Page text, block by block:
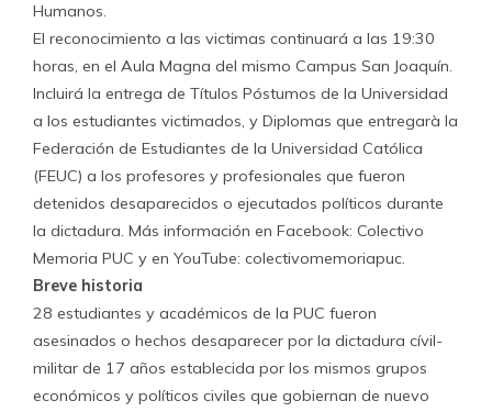
Humanos.
El reconocimiento a las victimas continuará a las 19:30
horas, en el Aula Magna del mismo Campus San Joaquín.
Incluirá la entrega de Títulos Póstumos de la Universidad
a los estudiantes victimados, y Diplomas que entregarà la
Federación de Estudiantes de la Universidad Católica
(FEUC) a los profesores y profesionales que fueron
detenidos desaparecidos o ejecutados políticos durante
la dictadura. Más información en Facebook: Colectivo
Memoria PUC y en YouTube: colectivomemoriapuc.
Breve historia
28 estudiantes y académicos de la PUC fueron
asesinados o hechos desaparecer por la dictadura cívil-
militar de 17 años establecida por los mismos grupos
económicos y políticos civiles que gobiernan de nuevo